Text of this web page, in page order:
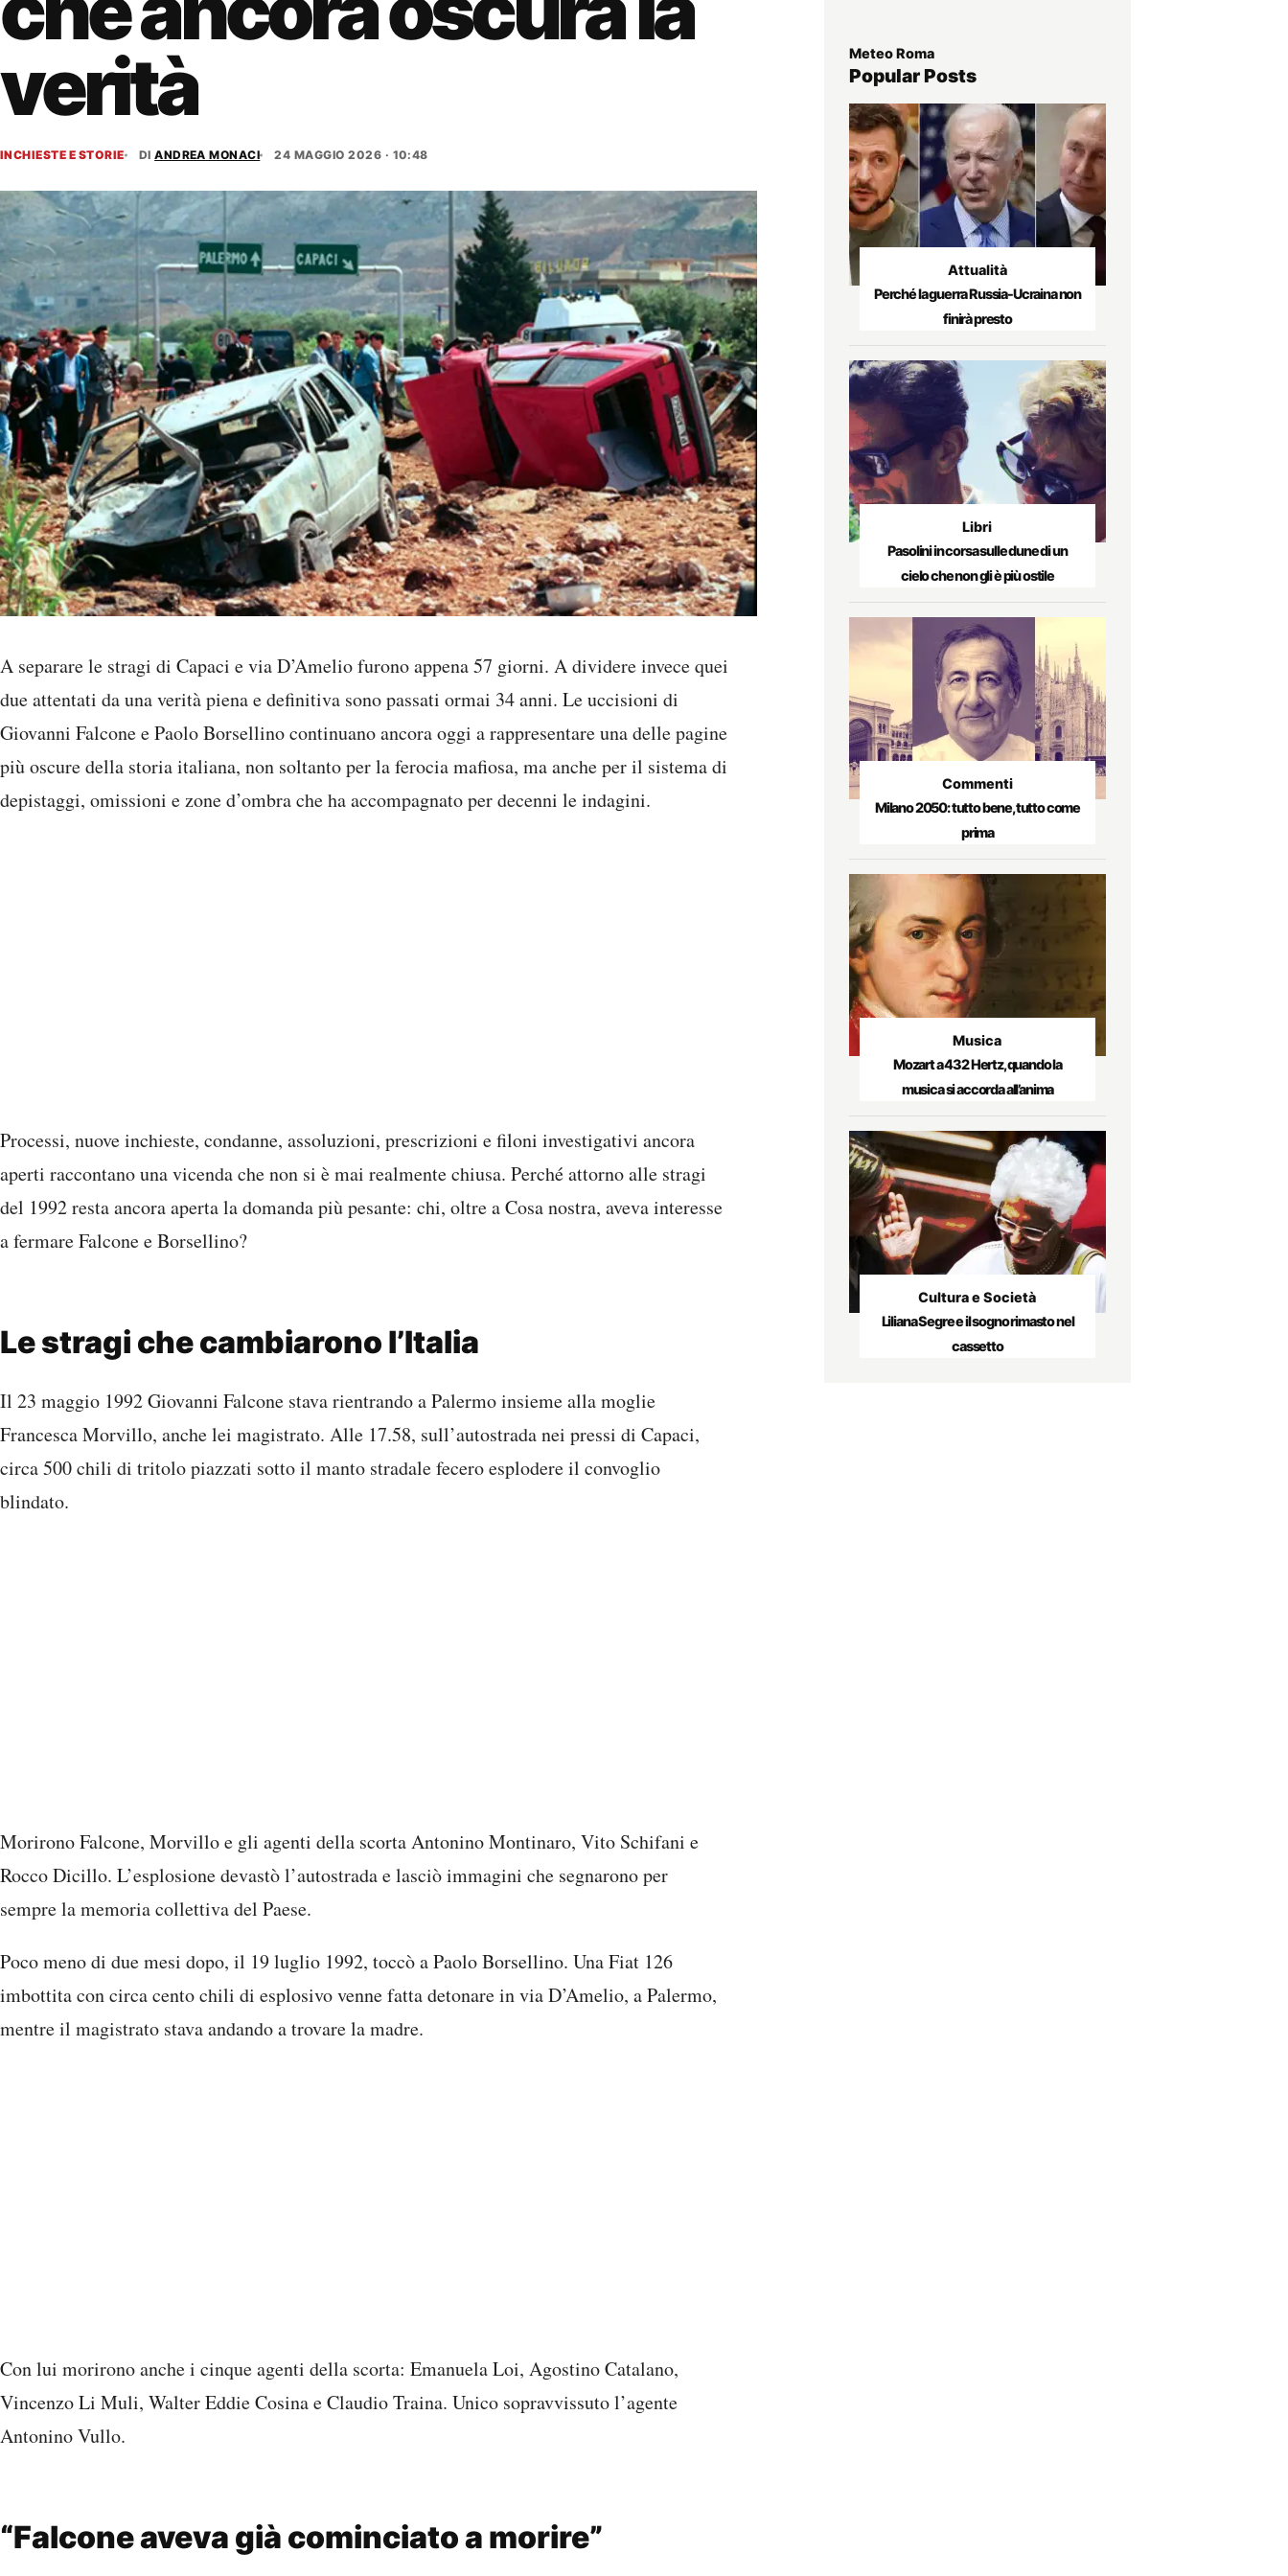
verità
INCHIESTE E STORIE DIANDREA MONACI 24 MAGGIO 2026 · 10:48
A separare le stragi di Capaci e via D’Amelio furono appena 57 giorni. A dividere invece quei
due attentati da una verità piena e definitiva sono passati ormai 34 anni. Le uccisioni di
Giovanni Falcone e Paolo Borsellino continuano ancora oggi a rappresentare una delle pagine
più oscure della storia italiana, non soltanto per la ferocia mafiosa, ma anche per il sistema di
depistaggi, omissioni e zone d’ombra che ha accompagnato per decenni le indagini.
Processi, nuove inchieste, condanne, assoluzioni, prescrizioni e filoni investigativi ancora
aperti raccontano una vicenda che non si è mai realmente chiusa. Perché attorno alle stragi
del 1992 resta ancora aperta la domanda più pesante: chi, oltre a Cosa nostra, aveva interesse
a fermare Falcone e Borsellino?
Le stragi che cambiarono l’Italia
Il 23 maggio 1992 Giovanni Falcone stava rientrando a Palermo insieme alla moglie
Francesca Morvillo, anche lei magistrato. Alle 17.58, sull’autostrada nei pressi di Capaci,
circa 500 chili di tritolo piazzati sotto il manto stradale fecero esplodere il convoglio
blindato.
Morirono Falcone, Morvillo e gli agenti della scorta Antonino Montinaro, Vito Schifani e
Rocco Dicillo. L’esplosione devastò l’autostrada e lasciò immagini che segnarono per
sempre la memoria collettiva del Paese.
Poco meno di due mesi dopo, il 19 luglio 1992, toccò a Paolo Borsellino. Una Fiat 126
imbottita con circa cento chili di esplosivo venne fatta detonare in via D’Amelio, a Palermo,
mentre il magistrato stava andando a trovare la madre.
Con lui morirono anche i cinque agenti della scorta: Emanuela Loi, Agostino Catalano,
Vincenzo Li Muli, Walter Eddie Cosina e Claudio Traina. Unico sopravvissuto l’agente
Antonino Vullo.
“Falcone aveva già cominciato a morire”
Meteo Roma
Popular Posts
Attualità
Perché la guerra Russia-Ucraina non
finirà presto
Libri
Pasolini in corsa sulle dune di un
cielo che non gli è più ostile
Commenti
Milano 2050: tutto bene, tutto come
prima
Musica
Mozart a 432 Hertz, quando la
musica si accorda all’anima
Cultura e Società
Liliana Segre e il sogno rimasto nel
cassetto